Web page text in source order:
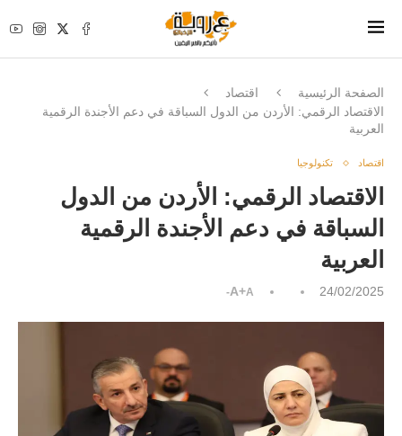
الصفحة الرئيسية
اقتصاد
الاقتصاد الرقمي: الأردن من الدول السباقة في دعم الأجندة الرقمية
العربية
اقتصاد تكنولوجيا
الاقتصاد الرقمي: الأردن من الدول
السباقة في دعم الأجندة الرقمية
العربية
24/02/2025
A+A-